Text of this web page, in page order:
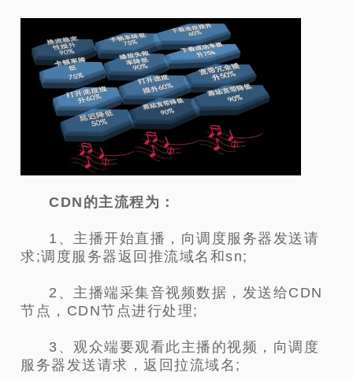
CDN的主流程为：
1、主播开始直播，向调度服务器发送请
求;调度服务器返回推流域名和sn;
2、主播端采集音视频数据，发送给CDN
节点，CDN节点进行处理;
3、观众端要观看此主播的视频，向调度
服务器发送请求，返回拉流域名;